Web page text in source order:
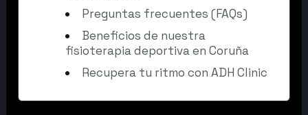
Preguntas frecuentes (FAQs)
Beneficios de nuestra
fisioterapia deportiva en Coruña
Recupera tu ritmo con ADH Clinic